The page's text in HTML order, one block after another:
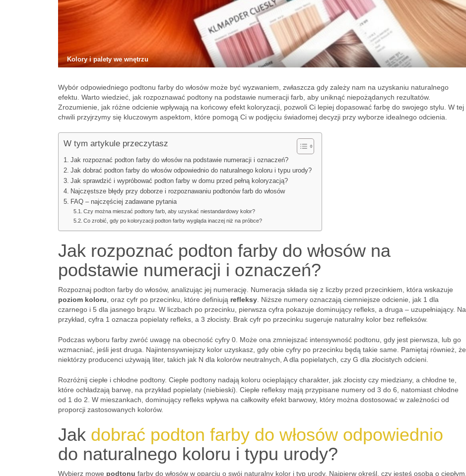
Kolory i palety we wnętrzu
Wybór odpowiedniego podtonu farby do włosów może być wyzwaniem, zwłaszcza gdy zależy nam na uzyskaniu naturalnego
efektu. Warto wiedzieć, jak rozpoznawać podtony na podstawie numeracji farb, aby uniknąć niepożądanych rezultatów.
Zrozumienie, jak różne odcienie wpływają na końcowy efekt koloryzacji, pozwoli Ci lepiej dopasować farbę do swojego stylu. W tej
chwili przyjrzymy się kluczowym aspektom, które pomogą Ci w podjęciu świadomej decyzji przy wyborze idealnego odcienia.
W tym artykule przeczytasz
Jak rozpoznać podton farby do włosów na podstawie numeracji i oznaczeń?
Jak dobrać podton farby do włosów odpowiednio do naturalnego koloru i typu urody?
Jak sprawdzić i wypróbować podton farby w domu przed pełną koloryzacją?
Najczęstsze błędy przy doborze i rozpoznawaniu podtonów farb do włosów
FAQ – najczęściej zadawane pytania
Czy można mieszać podtony farb, aby uzyskać niestandardowy kolor?
Co zrobić, gdy po koloryzacji podton farby wygląda inaczej niż na próbce?
Jak rozpoznać podton farby do włosów na
podstawie numeracji i oznaczeń?
Rozpoznaj podton farby do włosów, analizując jej numerację. Numeracja składa się z liczby przed przecinkiem, która wskazuje
poziom koloru , oraz cyfr po przecinku, które definiują refleksy . Niższe numery oznaczają ciemniejsze odcienie, jak 1 dla
czarnego i 5 dla jasnego brązu. W liczbach po przecinku, pierwsza cyfra pokazuje dominujący refleks, a druga – uzupełniający. Na
przykład, cyfra 1 oznacza popielaty refleks, a 3 złocisty. Brak cyfr po przecinku sugeruje naturalny kolor bez refleksów.
Podczas wyboru farby zwróć uwagę na obecność cyfry 0. Może ona zmniejszać intensywność podtonu, gdy jest pierwsza, lub go
wzmacniać, jeśli jest druga. Najintensywniejszy kolor uzyskasz, gdy obie cyfry po przecinku będą takie same. Pamiętaj również, że
niektórzy producenci używają liter, takich jak N dla kolorów neutralnych, A dla popielatych, czy G dla złocistych odcieni.
Rozróżnij ciepłe i chłodne podtony. Ciepłe podtony nadają koloru ocieplający charakter, jak złocisty czy miedziany, a chłodne te,
które ochładzają barwę, na przykład popielaty (niebieski). Ciepłe refleksy mają przypisane numery od 3 do 6, natomiast chłodne
od 1 do 2. W mieszankach, dominujący refleks wpływa na całkowity efekt barwowy, który można dostosować w zależności od
proporcji zastosowanych kolorów.
Jak dobrać podton farby do włosów odpowiednio
do naturalnego koloru i typu urody?
Wybierz mowę podtonu farby do włosów w oparciu o swój naturalny kolor i typ urody. Najpierw określ, czy jesteś osobą o ciepłym,